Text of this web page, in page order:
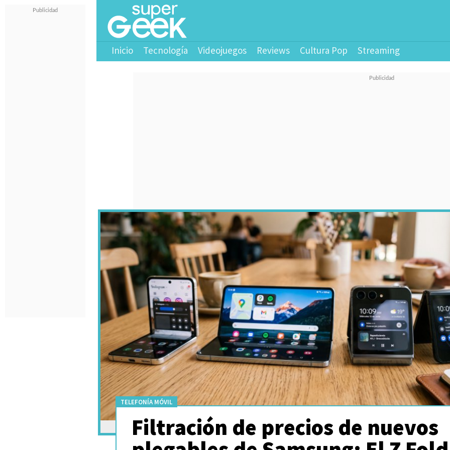
Inicio Tecnología Videojuegos Reviews Cultura Pop Streaming
TELEFONÍA MÓVIL
Filtración de precios de nuevos